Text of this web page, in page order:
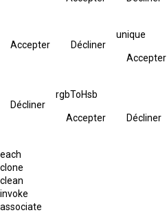
Accepter Décliner
unique
Accepter
Décliner
rgbToHsb
Accepter Décliner
each
clone
clean
invoke
associate